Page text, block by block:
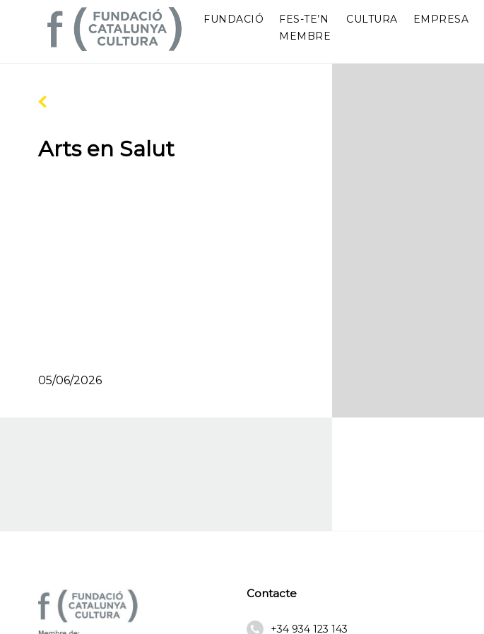
FUNDACIÓ
FES-TE’N
MEMBRE
CULTURA EMPRESA
Arts en Salut
05/06/2026
Contacte
+34 934 123 143